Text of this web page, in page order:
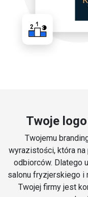
Twoje
Twojemu
wyrazistości, która
odbiorców. Dlatego
salonu fryzjerskiego i
Twojej firmy jest